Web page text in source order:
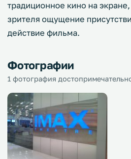
традиционное кино на
зрителя ощущение
действие фильма.
Фотографии
1 фотография